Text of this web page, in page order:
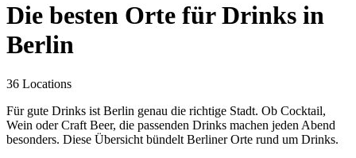
Die besten Orte für Drinks in
Berlin
36 Locations
Für gute Drinks ist Berlin genau die richtige Stadt. Ob Cocktail,
Wein oder Craft Beer, die passenden Drinks machen jeden Abend
besonders. Diese Übersicht bündelt Berliner Orte rund um Drinks.